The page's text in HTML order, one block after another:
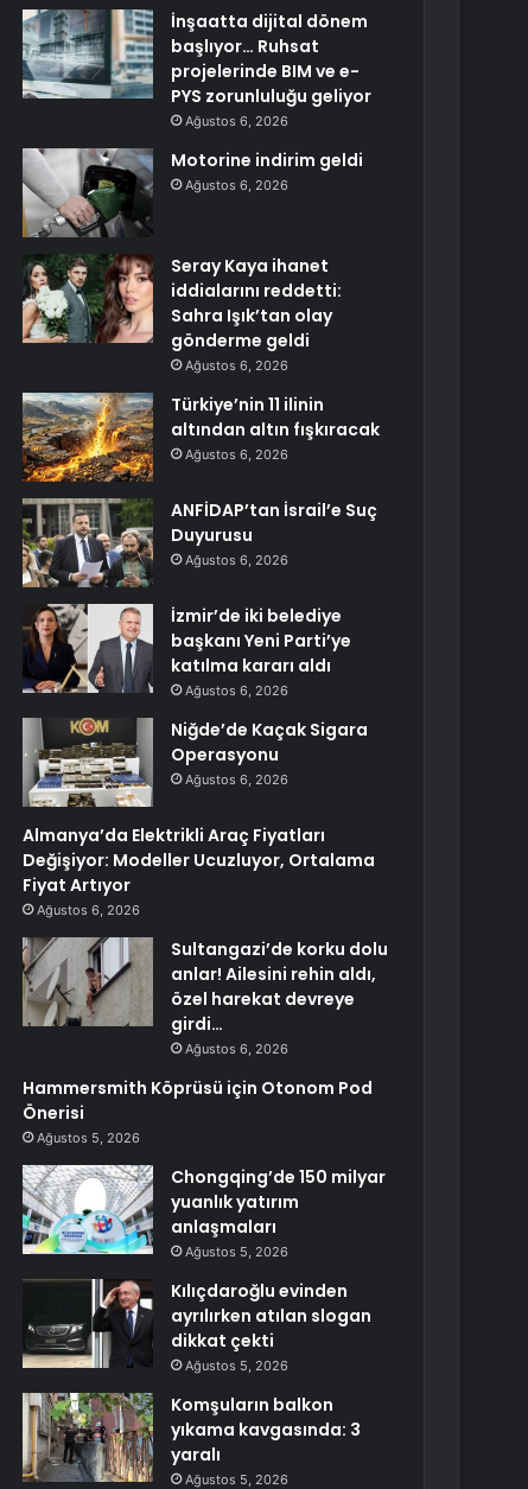
İnşaatta dijital dönem
başlıyor… Ruhsat
projelerinde BIM ve e-
PYS zorunluluğu geliyor
Ağustos 6, 2026
Motorine indirim geldi
Ağustos 6, 2026
Seray Kaya ihanet
iddialarını reddetti:
Sahra Işık’tan olay
gönderme geldi
Ağustos 6, 2026
Türkiye’nin 11 ilinin
altından altın fışkıracak
Ağustos 6, 2026
ANFİDAP’tan İsrail’e Suç
Duyurusu
Ağustos 6, 2026
İzmir’de iki belediye
başkanı Yeni Parti’ye
katılma kararı aldı
Ağustos 6, 2026
Niğde’de Kaçak Sigara
Operasyonu
Ağustos 6, 2026
Almanya’da Elektrikli Araç Fiyatları
Değişiyor: Modeller Ucuzluyor, Ortalama
Fiyat Artıyor
Ağustos 6, 2026
Sultangazi’de korku dolu
anlar! Ailesini rehin aldı,
özel harekat devreye
girdi…
Ağustos 6, 2026
Hammersmith Köprüsü için Otonom Pod
Önerisi
Ağustos 5, 2026
Chongqing’de 150 milyar
yuanlık yatırım
anlaşmaları
Ağustos 5, 2026
Kılıçdaroğlu evinden
ayrılırken atılan slogan
dikkat çekti
Ağustos 5, 2026
Komşuların balkon
yıkama kavgasında: 3
yaralı
Ağustos 5, 2026